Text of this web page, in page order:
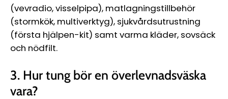
(vevradio, visselpipa), matlagningstillbehör
(stormkök, multiverktyg), sjukvårdsutrustning
(första hjälpen-kit) samt varma kläder, sovsäck
och nödfilt.
3. Hur tung bör en överlevnadsväska
vara?